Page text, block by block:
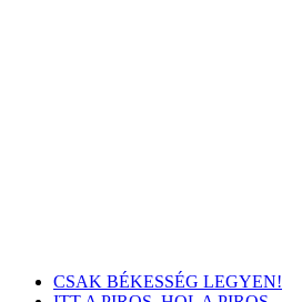
CSAK BÉKESSÉG LEGYEN!